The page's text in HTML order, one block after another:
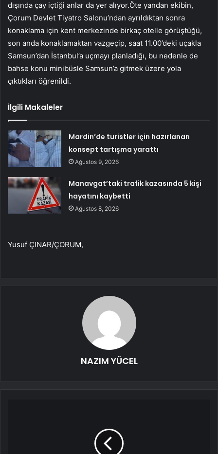
dışında çay içtiği anlar da yer alıyor.Öte yandan ekibin,
Çorum Devlet Tiyatro Salonu’ndan ayrıldıktan sonra
konaklama için kent merkezinde birkaç otelle görüştüğü,
son anda konaklamaktan vazgeçip, saat 11.00’deki uçakla
Samsun’dan İstanbul’a uçmayı planladığı, bu nedenle de
bahse konu minibüsle Samsun’a gitmek üzere yola
çıktıkları öğrenildi.
İlgili Makaleler
Mardin’de turistler için hazırlanan
konsept tartışma yarattı
Ağustos 9, 2026
Manavgat’taki trafik kazasında 5 kişi
hayatını kaybetti
Ağustos 8, 2026
Yusuf ÇINAR/ÇORUM,
NAZIM YÜCEL